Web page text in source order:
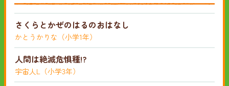
さくらとかぜのはるのおはなし
かとうかりな（小学1年）
人間は絶滅危惧種!?
宇宙人L（小学3年）